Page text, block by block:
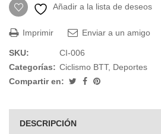
Añadir a la lista de deseos
Imprimir Enviar a un amigo
SKU:
CI-006
Categorías: Ciclismo BTT, Deportes
Compartir en:
DESCRIPCIÓN